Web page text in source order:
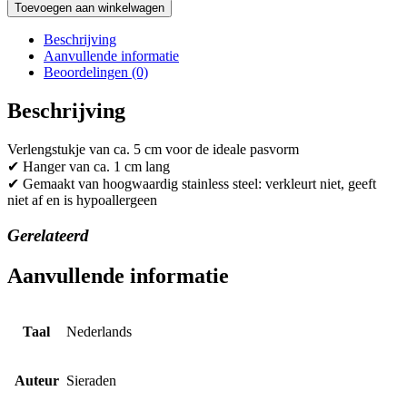
Toevoegen aan winkelwagen
Beschrijving
Aanvullende informatie
Beoordelingen (0)
Beschrijving
Verlengstukje van ca. 5 cm voor de ideale pasvorm
✔ Hanger van ca. 1 cm lang
✔ Gemaakt van hoogwaardig stainless steel: verkleurt niet, geeft
niet af en is hypoallergeen
Gerelateerd
Aanvullende informatie
Taal Nederlands
Auteur Sieraden